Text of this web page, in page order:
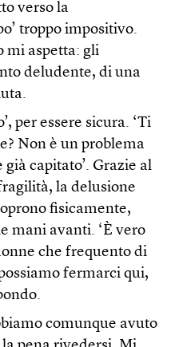
verso la
troppo impositivo.
mi aspetta: gli
deludente, di una
per essere sicura. ‘Ti
Non è un problema
capitato’. Grazie al
la delusione
fisicamente,
mani avanti. ‘È vero
che frequento di
fermarci qui,
comunque avuto